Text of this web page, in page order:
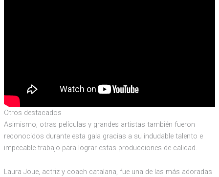
Otros destacados
Asimismo, otras películas y grandes artistas también fueron
reconocidos durante esta gala gracias a su indudable talento e
impecable trabajo para lograr estas producciones de calidad.
Laura Joue, actriz y coach catalana, fue una de las más adoradas